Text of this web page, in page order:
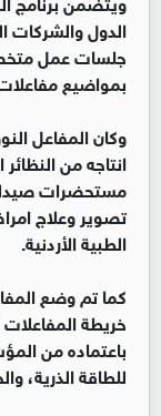
الدول والشركات
جلسات عمل
بمواضيع
وكان المفاعل
انتاجه من
مستحضرات
تصوير وعلاج
الطبية الأردنية.
كما تم وضع
خريطة المفاعلات
باعتماده من
للطاقة الذرية،